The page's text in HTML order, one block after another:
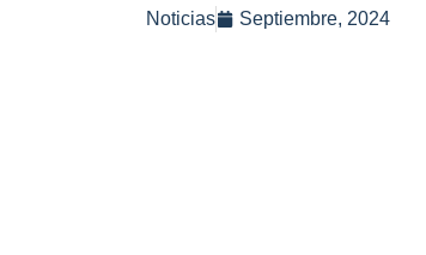
Noticias Septiembre, 2024